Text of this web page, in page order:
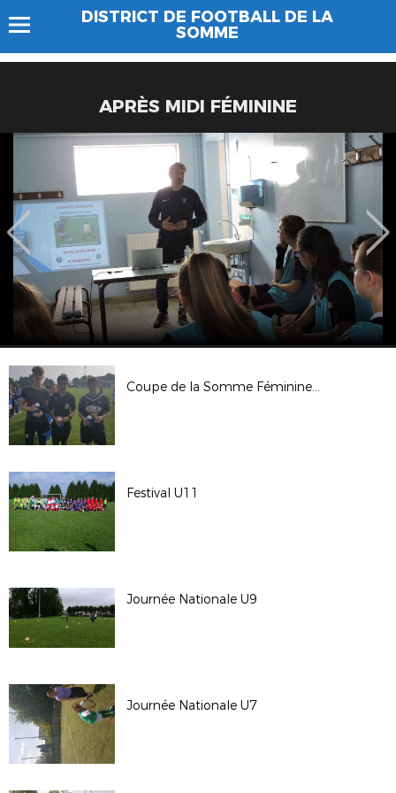
DISTRICT DE FOOTBALL DE LA
SOMME
APRÈS MIDI FÉMININE
Coupe de la Somme Féminines à 7 2018
Festival U11
Journée Nationale U9
Journée Nationale U7